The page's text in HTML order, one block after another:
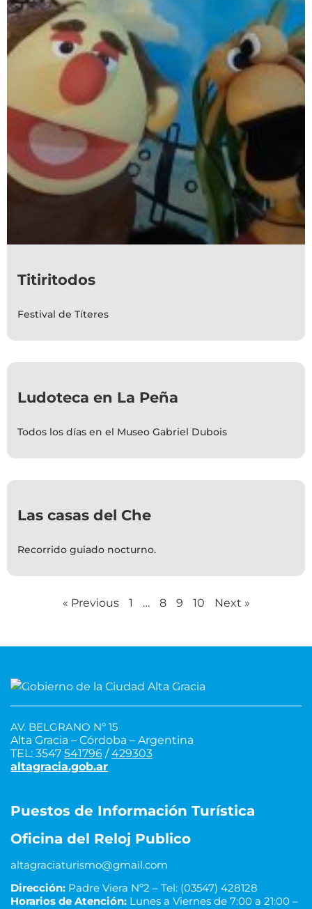
Titiritodos
Festival de Títeres
Ludoteca en La Peña
Todos los días en el Museo Gabriel Dubois
Las casas del Che
Recorrido guiado nocturno.
« Previous 1 … 8 9 10 Next »
AV. BELGRANO Nº 15
Alta Gracia – Córdoba – Argentina
TEL: 3547 541796 /429303
altagracia.gob.ar
Puestos de Información Turística
Oficina del Reloj Publico
altagraciaturismo@gmail.com
Dirección: Padre Viera Nº2 – Tel: (03547) 428128
Horarios de Atención: Lunes a Viernes de 7:00 a 21:00 –